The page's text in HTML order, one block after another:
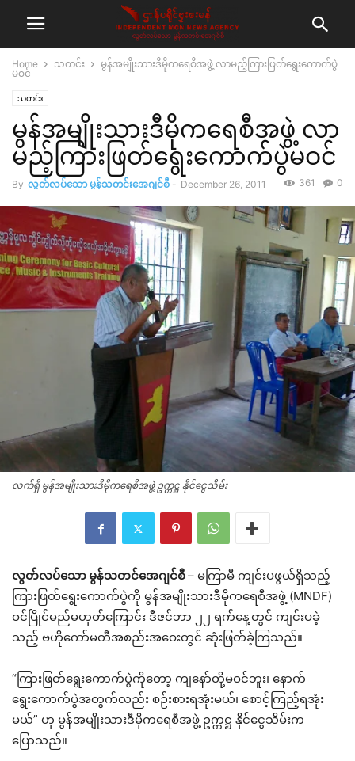
Home သတင်း
မွန်အမျိုးသားဒီမိုကရေစီအဖွဲ့ လာမည့်ကြားဖြတ်ရွေးကောက်ပွဲ
မဝင်
သတင်း
မွန်အမျိုးသားဒီမိုကရေစီအဖွဲ့ လာ
မည့်ကြားဖြတ်ရွေးကောက်ပွဲမဝင်
By လွတ်လပ်သော မွန်သတင်းအေဂျင်စီ - December 26, 2011 0
361
လက်ရှိ မွန်အမျိုးသားဒီမိုကရေစီအဖွဲ့ ဥက္ကဋ္ဌ နိုင်ငွေသိမ်း
လွတ်လပ်သော မွန်သတင်အေဂျင်စီ– မကြာမီ ကျင်းပဖွယ်ရှိသည့်
ကြားဖြတ်ရွေးကောက်ပွဲကို မွန်အမျိုးသားဒီမိုကရေစီအဖွဲ့ (MNDF)
ဝင်ပြိုင်မည်မဟုတ်ကြောင်း ဒီဇင်ဘာ ၂၂ ရက်နေ့တွင် ကျင်းပခဲ့
သည့် ဗဟိုကော်မတီအစည်းအဝေးတွင် ဆုံးဖြတ်ခဲ့ကြသည်။
“ကြားဖြတ်ရွေးကောက်ပွဲကိုတော့ ကျနော်တို့မဝင်ဘူး၊ နောက်
ရွေးကောက်ပွဲအတွက်လည်း စဉ်းစားရအုံးမယ်၊ စောင့်ကြည့်ရအုံး
မယ်” ဟု မွန်အမျိုးသားဒီမိုကရေစီအဖွဲ့ ဥက္ကဋ္ဌ နိုင်ငွေသိမ်းက
ပြောသည်။